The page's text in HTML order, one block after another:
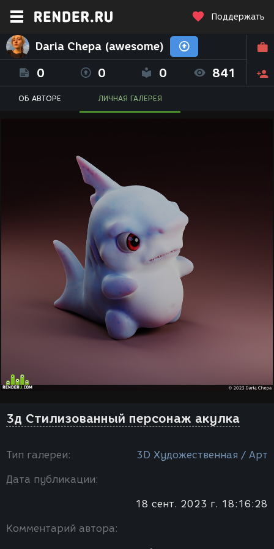
Поддержать
Daria Chepa (awesome)
0 0 0 841
ОБ АВТОРЕ ЛИЧНАЯ ГАЛЕРЕЯ
3д Стилизованный персонаж акулка
Тип галереи: 3D Художественная / Арт
Дата публикации:
18 сент. 2023 г. 18:16:28
Комментарий автора: